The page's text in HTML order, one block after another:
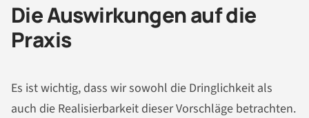
Die Auswirkungen auf die
Praxis
Es ist wichtig, dass wir sowohl die Dringlichkeit als
auch die Realisierbarkeit dieser Vorschläge betrachten.